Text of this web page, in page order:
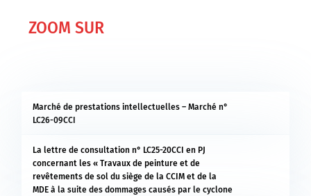
ZOOM SUR
Marché de prestations intellectuelles – Marché n°
LC26-09CCI
La lettre de consultation n° LC25-20CCI en PJ
concernant les « Travaux de peinture et de
revêtements de sol du siège de la CCIM et de la
MDE à la suite des dommages causés par le cyclone